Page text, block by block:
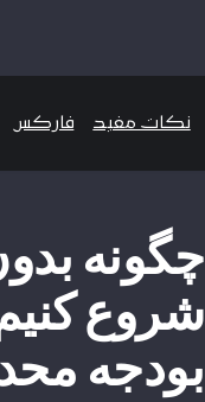
نکات مفید فارکس
چگونه
شروع
بودجه